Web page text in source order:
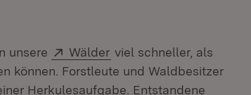
unsere Extern:
Wälder (Öffnet in neuem Fenster)
viel schneller, als
können. Forstleute und Waldbesitzer
Herkulesaufgabe. Entstandene